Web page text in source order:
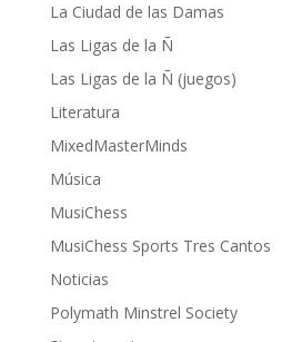
La Ciudad de las Damas
Las Ligas de la Ñ
Las Ligas de la Ñ (juegos)
Literatura
MixedMasterMinds
Música
MusiChess
MusiChess Sports Tres Cantos
Noticias
Polymath Minstrel Society